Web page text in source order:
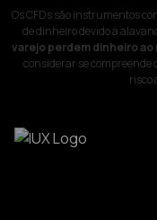
Os CFDs são instrumentos
de dinheiro devido à
varejo perdem dinheiro
considerar se compreende
risco